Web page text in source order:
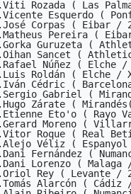
Rozada ( Las
Esquerdo (
Corpas (
Pereira (
Guruzeta (
Sancet (
Núñez (
Roldán (
Cédric (
Gabriel (
Zárate (
Eto'o (
Moreno (
Roque (
Véliz (
Fernández (
Lorenzo (
Rey (
Alarcón (